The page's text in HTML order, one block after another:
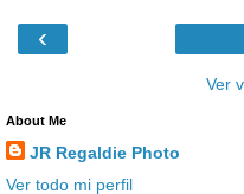
‹
Ver
About Me
JR Regaldie Photo
Ver todo mi perfil